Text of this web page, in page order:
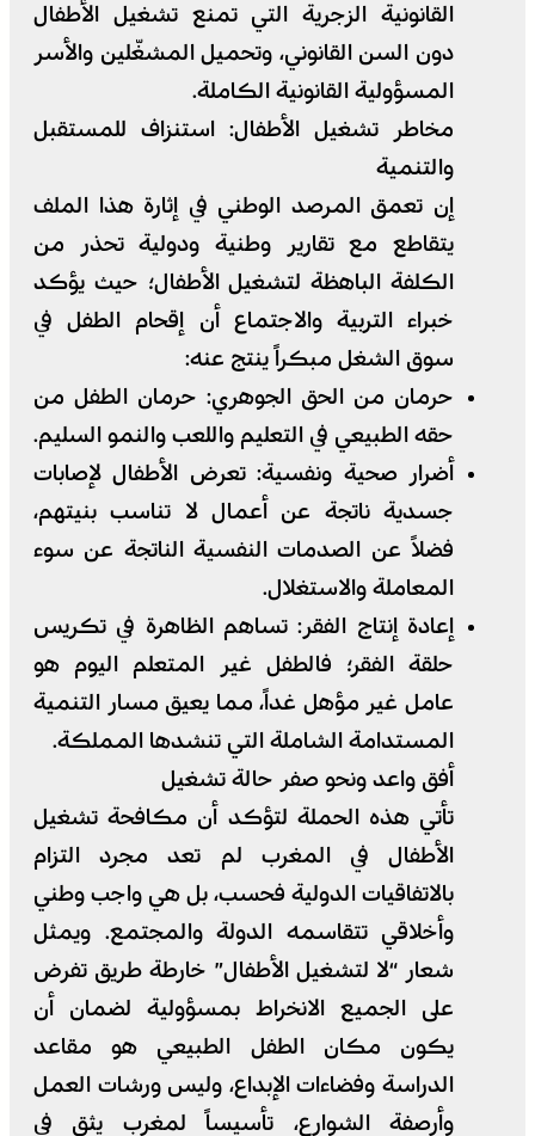
القانونية الزجرية التي تمنع تشغيل الأطفال
دون السن القانوني، وتحميل المشغّلين والأسر
المسؤولية القانونية الكاملة.
​مخاطر تشغيل الأطفال: استنزاف للمستقبل
والتنمية
​إن تعمق المرصد الوطني في إثارة هذا الملف
يتقاطع مع تقارير وطنية ودولية تحذر من
الكلفة الباهظة لتشغيل الأطفال؛ حيث يؤكد
خبراء التربية والاجتماع أن إقحام الطفل في
سوق الشغل مبكراً ينتج عنه:
​حرمان من الحق الجوهري: حرمان الطفل من
حقه الطبيعي في التعليم واللعب والنمو السليم.
​أضرار صحية ونفسية: تعرض الأطفال لإصابات
جسدية ناتجة عن أعمال لا تناسب بنيتهم،
فضلاً عن الصدمات النفسية الناتجة عن سوء
المعاملة والاستغلال.
​إعادة إنتاج الفقر: تساهم الظاهرة في تكريس
حلقة الفقر؛ فالطفل غير المتعلم اليوم هو
عامل غير مؤهل غداً، مما يعيق مسار التنمية
المستدامة الشاملة التي تنشدها المملكة.
​أفق واعد ونحو صفر حالة تشغيل
​تأتي هذه الحملة لتؤكد أن مكافحة تشغيل
الأطفال في المغرب لم تعد مجرد التزام
بالاتفاقيات الدولية فحسب، بل هي واجب وطني
وأخلاقي تتقاسمه الدولة والمجتمع. ويمثل
شعار “لا لتشغيل الأطفال” خارطة طريق تفرض
على الجميع الانخراط بمسؤولية لضمان أن
يكون مكان الطفل الطبيعي هو مقاعد
الدراسة وفضاءات الإبداع، وليس ورشات العمل
وأرصفة الشوارع، تأسيساً لمغرب يثق في